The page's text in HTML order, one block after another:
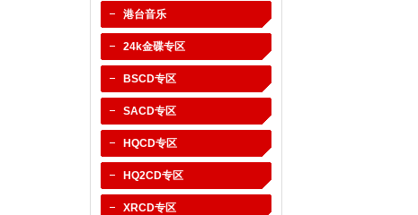
港台音乐
24k金碟专区
BSCD专区
SACD专区
HQCD专区
HQ2CD专区
XRCD专区